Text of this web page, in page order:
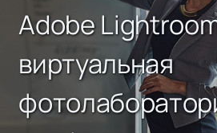
Adobe
виртуальная